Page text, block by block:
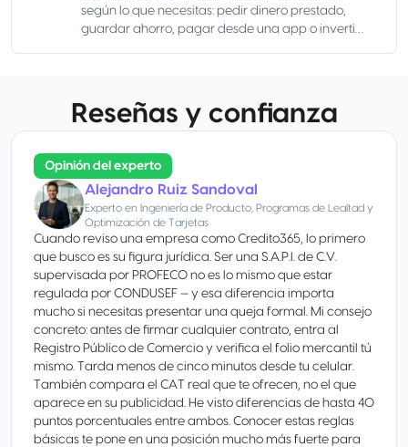
según lo que necesitas: pedir dinero prestado,
guardar ahorro, pagar desde una app o invertir
Reseñas y confianza
Opinión del experto
Alejandro Ruiz Sandoval
Experto en Ingeniería de Producto, Programas de Lealtad y
Optimización de Tarjetas
Cuando reviso una empresa como Credito365, lo primero
que busco es su figura jurídica. Ser una S.A.P.I. de C.V.
supervisada por PROFECO no es lo mismo que estar
regulada por CONDUSEF — y esa diferencia importa
mucho si necesitas presentar una queja formal. Mi consejo
concreto: antes de firmar cualquier contrato, entra al
Registro Público de Comercio y verifica el folio mercantil tú
mismo. Tarda menos de cinco minutos desde tu celular.
También compara el CAT real que te ofrecen, no el que
aparece en su publicidad. He visto diferencias de hasta 40
puntos porcentuales entre ambos. Conocer estas reglas
básicas te pone en una posición mucho más fuerte para